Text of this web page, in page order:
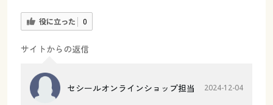
役に立った 0
サイトからの返信
セシールオンラインショップ担当 2024-12-04